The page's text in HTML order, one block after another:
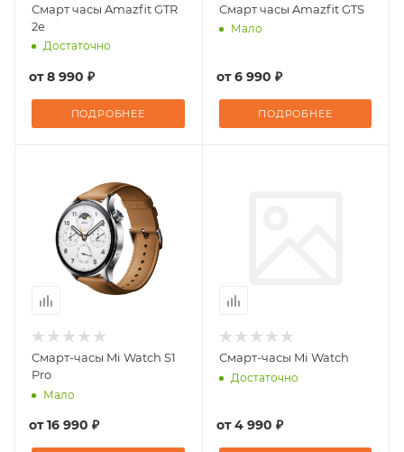
Смарт часы Amazfit GTR
2e
Достаточно
от8 990 ₽
ПОДРОБНЕЕ
Смарт часы Amazfit GTS
Мало
от6 990 ₽
ПОДРОБНЕЕ
Смарт-часы Mi Watch S1
Pro
Мало
от16 990 ₽
Смарт-часы Mi Watch
Достаточно
от4 990 ₽